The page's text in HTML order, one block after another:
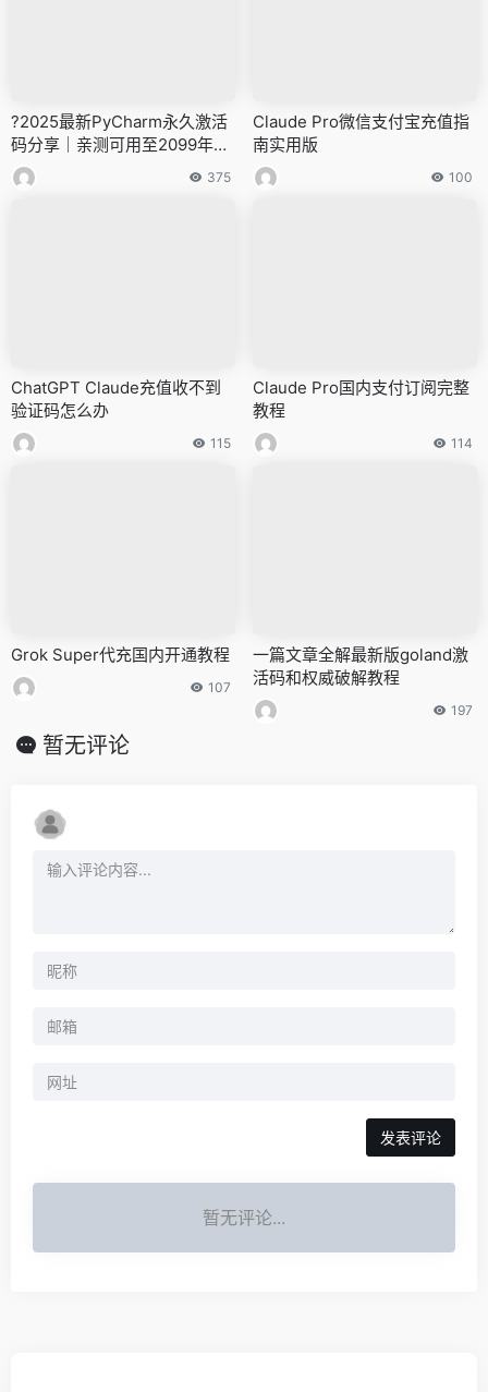
?2025最新PyCharm永久激活
码分享｜亲测可用至2099年
（附详细破解教程）
375
Claude Pro微信支付宝充值指
南实用版
100
ChatGPT Claude充值收不到
验证码怎么办
115
Claude Pro国内支付订阅完整
教程
114
Grok Super代充国内开通教程
107
一篇文章全解最新版goland激
活码和权威破解教程
197
暂无评论
暂无评论...